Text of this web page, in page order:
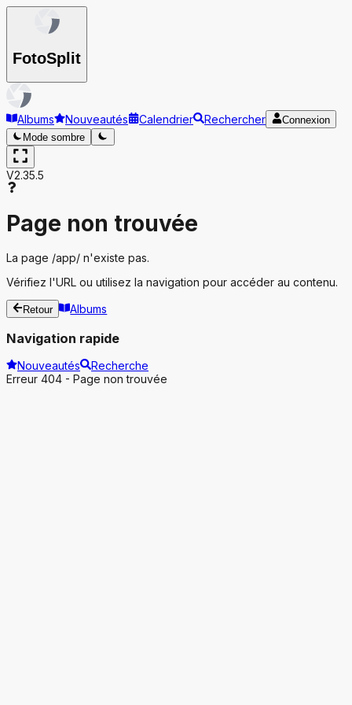
FotoSplit
Albums Nouveautés Calendrier Rechercher
Connexion
Mode sombre
V2.35.5
Page non trouvée
La page /app/ n'existe pas.
Vérifiez l'URL ou utilisez la navigation pour accéder au contenu.
Retour Albums
Navigation rapide
Nouveautés
Recherche
Erreur 404 - Page non trouvée